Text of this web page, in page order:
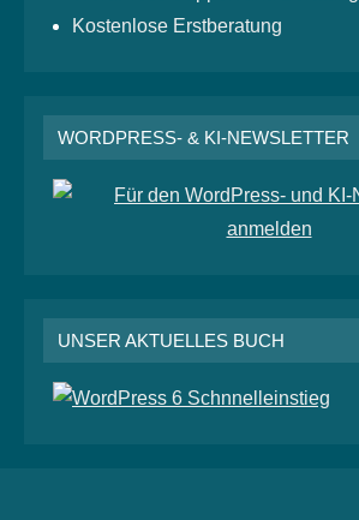
Kostenlose Erstberatung
WORDPRESS- & KI-NEWSLETTER
UNSER AKTUELLES BUCH